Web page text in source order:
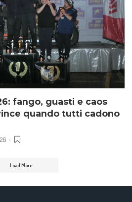
fango, guasti e caos
quando tutti cadono
Load More